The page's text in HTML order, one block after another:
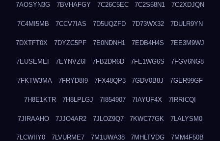
7AOSYN3G 7BVHAFGY 7C26C5EC 7C2S58N1 7C2XDJQN
7C4MI5MB 7CCV7IAS 7D5UQZFD 7D73WX32 7DULR9YN
7DXTFT0X 7DYZC5PF 7E0NDNH1 7EDB4H4S 7EE3M9WJ
7EUSEMEI 7EYNVZ6I 7FB2DR6D 7FE1WG6S 7FGV6NG8
7FKTW3MA 7FRYD8I9 7FX48QP3 7GDV0B8J 7GER99GF
7H8E1KTR 7H8LPLGJ 7I854907 7IAYUF4X 7IRRICQI
7JIRAAHO 7JJO4AR2 7JLOZ9Q7 7KWC77GK 7LALYSM0
7LCWIIY0 7LVURME7 7M1UWA38 7MHLTVDG 7MM4F50B